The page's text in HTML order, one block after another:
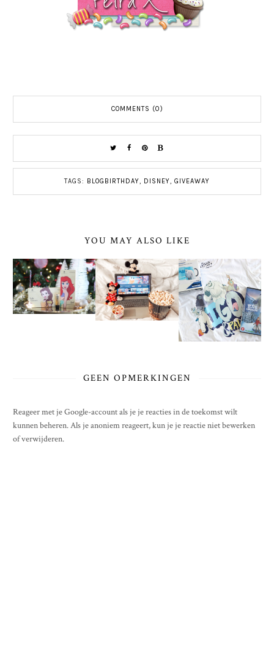
COMMENTS (0)
TAGS: BLOGBIRTHDAY, DISNEY, GIVEAWAY
YOU MAY ALSO LIKE
GEEN OPMERKINGEN
Reageer met je Google-account als je je reacties in de toekomst wilt
kunnen beheren. Als je anoniem reageert, kun je je reactie niet bewerken
of verwijderen.